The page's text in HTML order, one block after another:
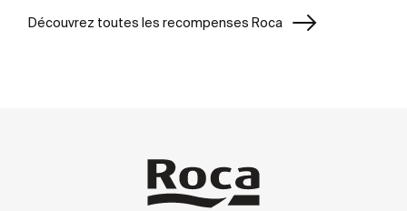
Découvrez toutes les recompenses Roca